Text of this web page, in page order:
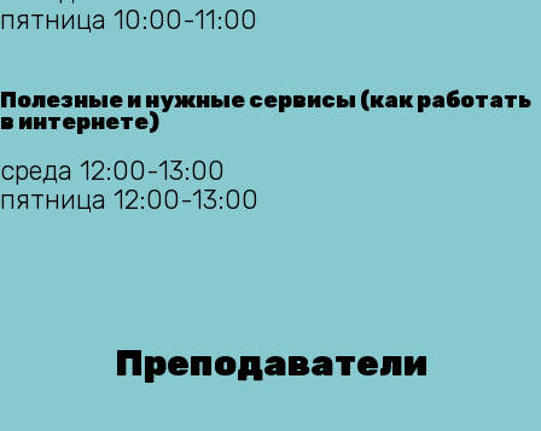
пятница 10:00-11:00
Полезные и нужные сервисы (как работать
в интернете)
среда 12:00-13:00
пятница 12:00-13:00
Преподаватели